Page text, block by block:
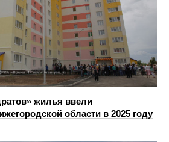
жилья ввели
области в 2025 году